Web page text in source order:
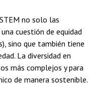
no solo las
cuestión de equidad
sino que también tiene
La diversidad en
más complejos y para
de manera sostenible.